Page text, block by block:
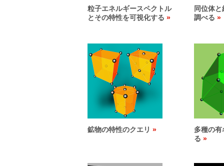
粒子エネルギースペクトル
とその特性を可視化する
同位体
調べる
鉱物の特性のクエリ
多種の
る